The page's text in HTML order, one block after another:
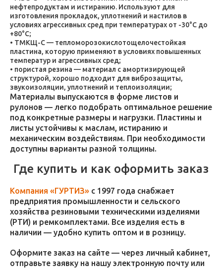
нефтепродуктам и истиранию. Используют для
изготовления прокладок, уплотнений и настилов в
условиях агрессивных сред при температурах от -30°C до
+80°C;
ТМКЩ-С — тепломорозокислотощелочестойкая
пластина, которую применяют в условиях повышенных
температур и агрессивных сред;
пористая резина — материал с амортизирующей
структурой, хорошо подходит для виброзащиты,
звукоизоляции, уплотнений и теплоизоляции;
Материалы выпускаются в форме листов и
рулонов — легко подобрать оптимальное решение
под конкретные размеры и нагрузки. Пластины и
листы устойчивы к маслам, истиранию и
механическим воздействиям. При необходимости
доступны варианты разной толщины.
Где купить и как оформить заказ
Компания «ГУРТИЗ» с 1997 года снабжает
предприятия промышленности и сельского
хозяйства резиновыми техническими изделиями
(РТИ) и ремкомплектами. Все изделия есть в
наличии — удобно купить оптом и в розницу.
Оформите заказ на сайте — через личный кабинет,
отправьте заявку на нашу электронную почту или